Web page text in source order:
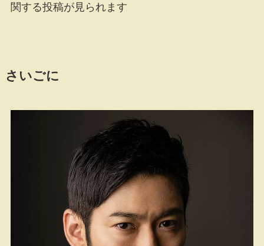
関する投稿が見られます
さいごに